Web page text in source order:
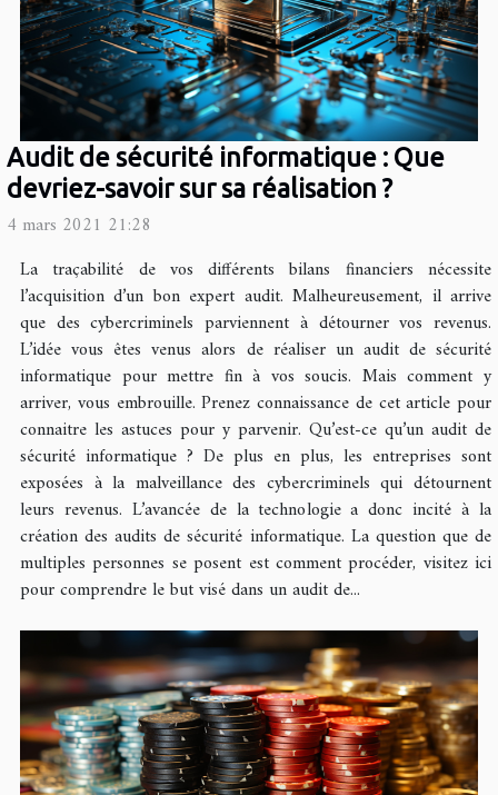
Audit de sécurité informatique : Que
devriez-savoir sur sa réalisation ?
4 mars 2021 21:28
La traçabilité de vos différents bilans financiers nécessite
l’acquisition d’un bon expert audit. Malheureusement, il arrive
que des cybercriminels parviennent à détourner vos revenus.
L’idée vous êtes venus alors de réaliser un audit de sécurité
informatique pour mettre fin à vos soucis. Mais comment y
arriver, vous embrouille. Prenez connaissance de cet article pour
connaitre les astuces pour y parvenir. Qu’est-ce qu’un audit de
sécurité informatique ? De plus en plus, les entreprises sont
exposées à la malveillance des cybercriminels qui détournent
leurs revenus. L’avancée de la technologie a donc incité à la
création des audits de sécurité informatique. La question que de
multiples personnes se posent est comment procéder, visitez ici
pour comprendre le but visé dans un audit de...